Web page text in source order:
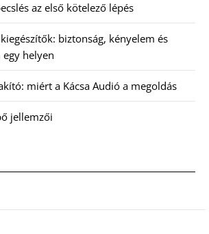
az első kötelező lépés
biztonság, kényelem és
helyen
miért a Kácsa Audió a megoldás
jellemzői